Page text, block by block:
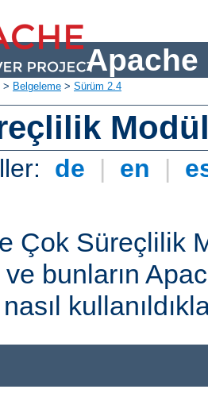
Apache
> Belgeleme > Sürüm 2.4
de | en |
Çok Süreçlilik
ve bunların